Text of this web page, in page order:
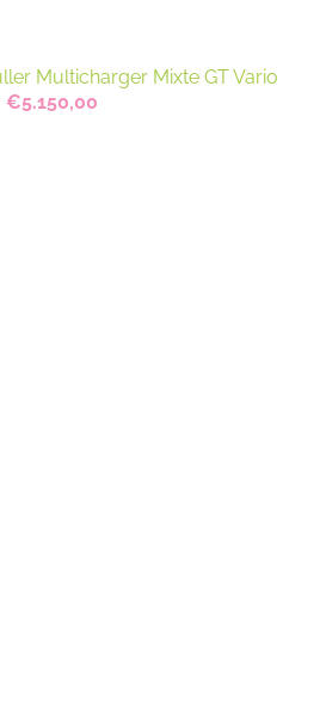
Multicharger Mixte GT Vario
Oorspronkelijke
€5.150,00Huidige